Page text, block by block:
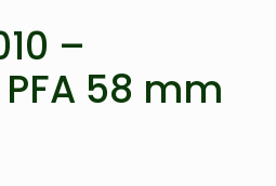
–
58 mm